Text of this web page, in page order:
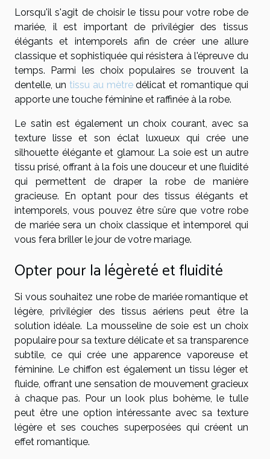
Lorsqu'il s'agit de choisir le tissu pour votre robe de
mariée, il est important de privilégier des tissus
élégants et intemporels afin de créer une allure
classique et sophistiquée qui résistera à l'épreuve du
temps. Parmi les choix populaires se trouvent la
dentelle, un tissu au mètredélicat et romantique qui
apporte une touche féminine et raffinée à la robe.
Le satin est également un choix courant, avec sa
texture lisse et son éclat luxueux qui crée une
silhouette élégante et glamour. La soie est un autre
tissu prisé, offrant à la fois une douceur et une fluidité
qui permettent de draper la robe de manière
gracieuse. En optant pour des tissus élégants et
intemporels, vous pouvez être sûre que votre robe
de mariée sera un choix classique et intemporel qui
vous fera briller le jour de votre mariage.
Opter pour la légèreté et fluidité
Si vous souhaitez une robe de mariée romantique et
légère, privilégier des tissus aériens peut être la
solution idéale. La mousseline de soie est un choix
populaire pour sa texture délicate et sa transparence
subtile, ce qui crée une apparence vaporeuse et
féminine. Le chiffon est également un tissu léger et
fluide, offrant une sensation de mouvement gracieux
à chaque pas. Pour un look plus bohème, le tulle
peut être une option intéressante avec sa texture
légère et ses couches superposées qui créent un
effet romantique.